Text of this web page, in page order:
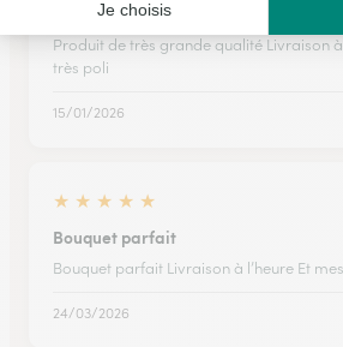
Produit de très grande qualité
Produit de très grande qualité Livraison
très poli
15/01/2026
★ ★ ★ ★ ★
Bouquet parfait
Bouquet parfait Livraison à l’heure Et
24/03/2026